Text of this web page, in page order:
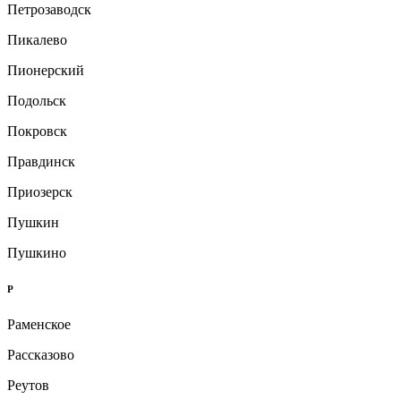
Петрозаводск
Пикалево
Пионерский
Подольск
Покровск
Правдинск
Приозерск
Пушкин
Пушкино
Р
Раменское
Рассказово
Реутов